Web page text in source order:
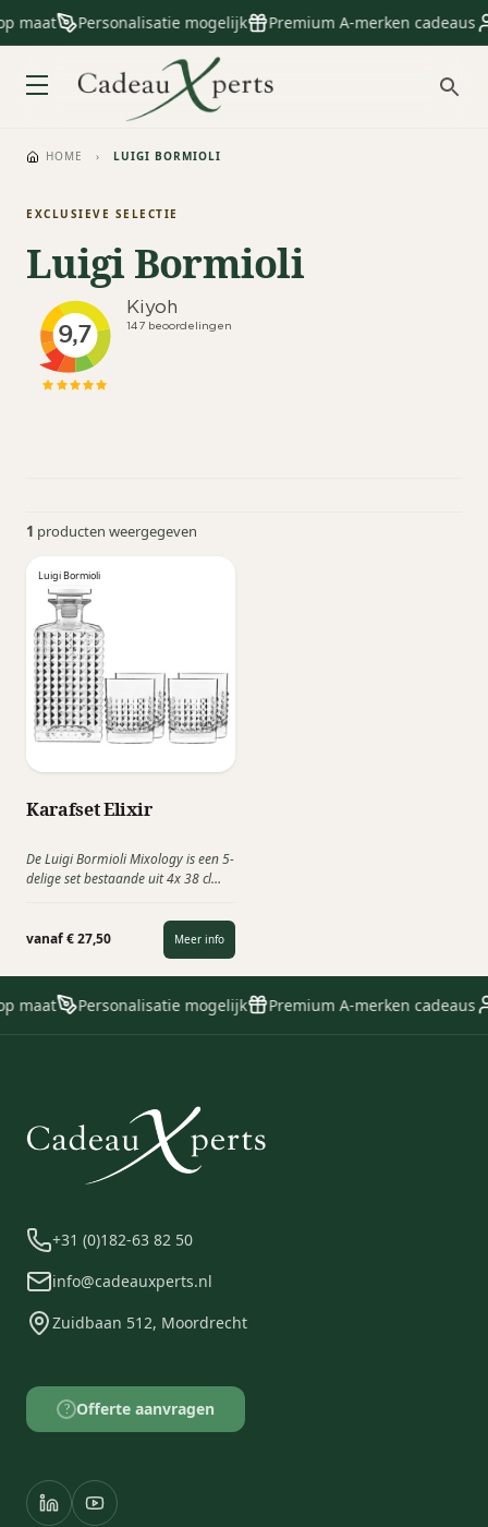
maat Personalisatie mogelijk Premium A-merken cadeaus
HOME › LUIGI BORMIOLI
EXCLUSIEVE SELECTIE
Luigi Bormioli
1 producten weergegeven
Luigi Bormioli
Karafset Elixir
De Luigi Bormioli Mixology is een 5-
delige set bestaande uit 4x 38 cl
Een functioneel relatiecadeau voor
elk bedrijf, denk bv. voor in de
vanaf € 27,50 Meer info
maat Personalisatie mogelijk Premium A-merken cadeaus
+31 (0)182-63 82 50
info@cadeauxperts.nl
Zuidbaan 512, Moordrecht
? Offerte aanvragen